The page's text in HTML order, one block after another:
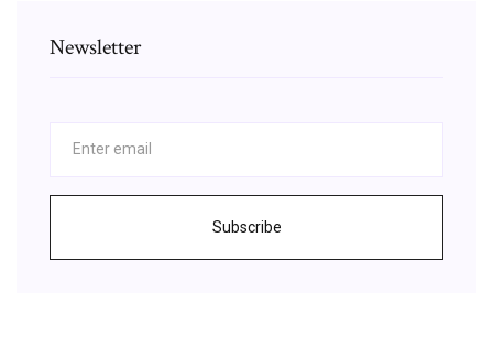
Newsletter
Subscribe